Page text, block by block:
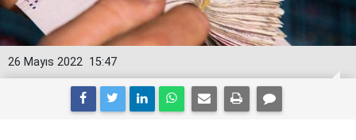
15:47
26 Mayıs 2022